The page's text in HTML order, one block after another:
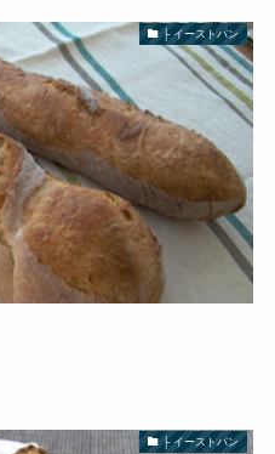
├ イーストパン
├ イーストパン